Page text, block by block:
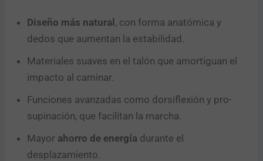
Diseño más natural, con forma anatómica y
dedos que aumentan la estabilidad.
Materiales suaves en el talón que amortiguan el
impacto al caminar.
Funciones avanzadas como dorsiflexión y pro-
supinación, que facilitan la marcha.
Mayor ahorro de energía durante el
desplazamiento.
Enviar